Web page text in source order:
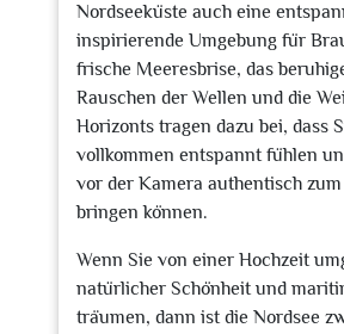
Nordseeküste auch eine
inspirierende Umgebung für
frische Meeresbrise, das
Rauschen der Wellen und die
Horizonts tragen dazu bei, dass
vollkommen entspannt fühlen
vor der Kamera authentisch
bringen können.
Wenn Sie von einer Hochzeit
natürlicher Schönheit und
träumen, dann ist die Nordsee